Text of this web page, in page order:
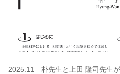
2025.11 朴先生と上田 隆司先生